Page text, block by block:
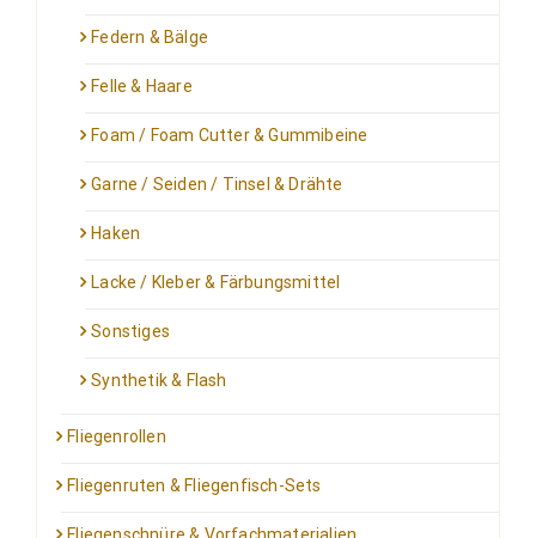
Federn & Bälge
Felle & Haare
Foam / Foam Cutter & Gummibeine
Garne / Seiden / Tinsel & Drähte
Haken
Lacke / Kleber & Färbungsmittel
Sonstiges
Synthetik & Flash
Fliegenrollen
Fliegenruten & Fliegenfisch-Sets